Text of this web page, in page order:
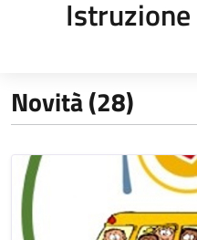
Istruzione
Novità (28)